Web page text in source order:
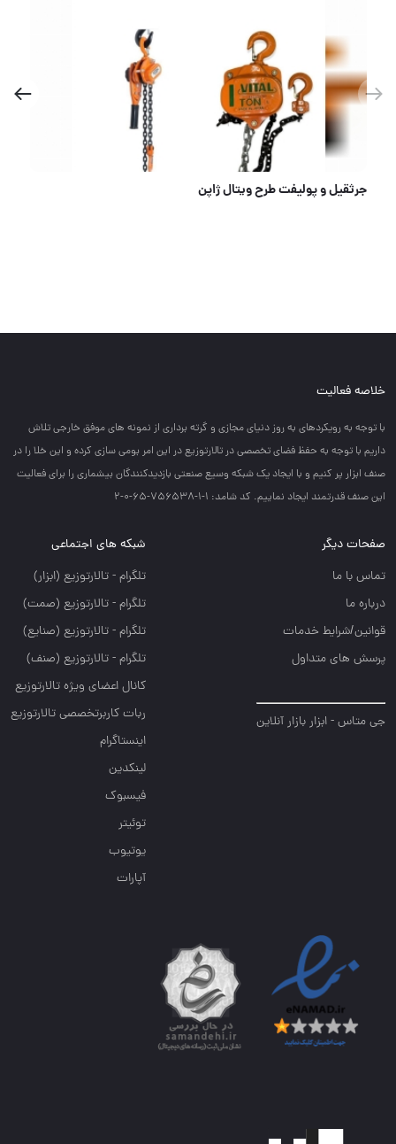
جرثقيل و پوليفت طرح ويتال ژاپن
خلاصه فعالیت
با توجه به رويكردهاي به روز دنياي مجازي و گرته برداري از نمونه هاي موفق خارجي تلاش
داريم با توجه به حفظ فضاي تخصصي در تالارتوزيع در اين امر بومي سازي كرده و اين خلا را در
صنف ابزار پر كنيم و با ايجاد يك شبكه وسيع صنعتي بازديدكنندگان بيشماري را براي فعاليت
اين صنف قدرتمند ايجاد نماييم. کد شامد: 1-1-756538-65-0-2
صفحات دیگر
تماس با ما
درباره ما
قوانین/شرایط خدمات
پرسش های متداول
جی متاس - ابزار بازار آنلاین
شبکه های اجتماعی
تلگرام - تالارتوزيع (ابزار)
تلگرام - تالارتوزيع (صمت)
تلگرام - تالارتوزيع (صنايع)
تلگرام - تالارتوزیع (صنف)
کانال اعضای ویژه تالارتوزیع
ربات کاربرتخصصی تالارتوزیع
اینستاگرام
لینکدین
فیسبوک
توئیتر
یوتیوب
آپارات